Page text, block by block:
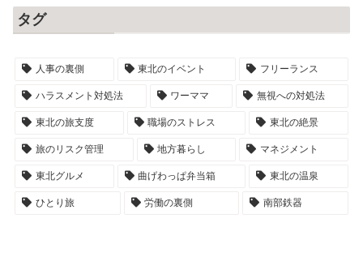
タグ
人事の裏側 東北のイベント フリーランス
ハラスメント対処法 ワーママ 無視への対処法
東北の旅支度 職場のストレス 東北の絶景
旅のリスク管理 地方暮らし マネジメント
東北グルメ 曲げわっぱ弁当箱 東北の温泉
ひとり旅 労働の裏側 南部鉄器